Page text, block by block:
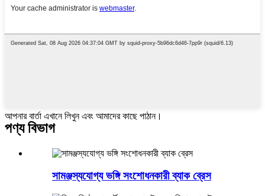
আপনার বার্তা এখানে লিখুন এবং আমাদের কাছে পাঠান।
পণ্য বিভাগ
সামঞ্জস্যযোগ্য ভঙ্গি সংশোধনকারী ব্যাক ব্রেস